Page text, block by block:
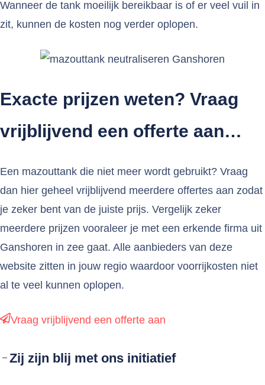
Wanneer de tank moeilijk bereikbaar is of er veel vuil in
zit, kunnen de kosten nog verder oplopen.
Exacte prijzen weten? Vraag
vrijblijvend een offerte aan…
Een mazouttank die niet meer wordt gebruikt? Vraag
dan hier geheel vrijblijvend meerdere offertes aan zodat
je zeker bent van de juiste prijs. Vergelijk zeker
meerdere prijzen vooraleer je met een erkende firma uit
Ganshoren in zee gaat. Alle aanbieders van deze
website zitten in jouw regio waardoor voorrijkosten niet
al te veel kunnen oplopen.
Vraag vrijblijvend een offerte aan
Zij zijn blij met ons initiatief